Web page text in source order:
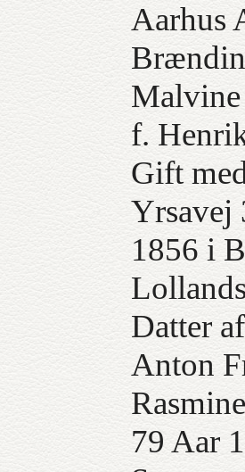
Aarhus
Malvine
f.
Gift
Yrsavej
1856 i
Datter
Anton
79 Aar